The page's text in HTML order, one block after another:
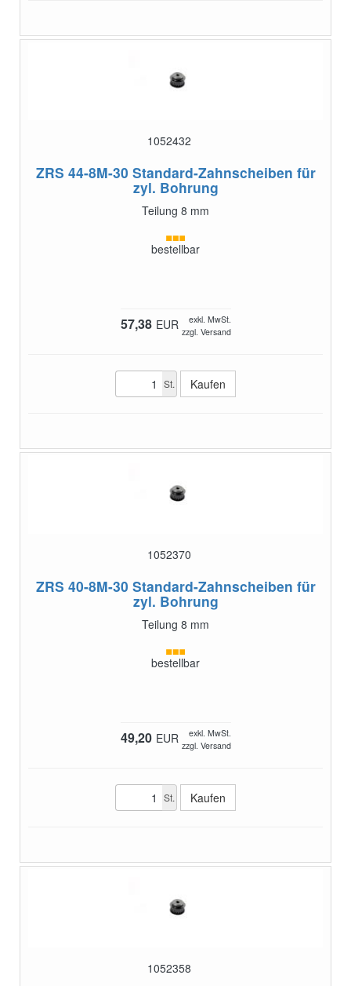
1052432
ZRS 44-8M-30 Standard-Zahnscheiben für
zyl. Bohrung
Teilung 8 mm
bestellbar
57,38 EUR
exkl. MwSt.
zzgl. Versand
St.
1052370
ZRS 40-8M-30 Standard-Zahnscheiben für
zyl. Bohrung
Teilung 8 mm
bestellbar
49,20 EUR
exkl. MwSt.
zzgl. Versand
St.
1052358